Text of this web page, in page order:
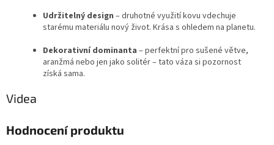
Udržitelný design – druhotné využití kovu vdechuje
starému materiálu nový život. Krása s ohledem na planetu.
Dekorativní dominanta – perfektní pro sušené větve,
aranžmá nebo jen jako solitér – tato váza si pozornost
získá sama.
Videa
Hodnocení produktu